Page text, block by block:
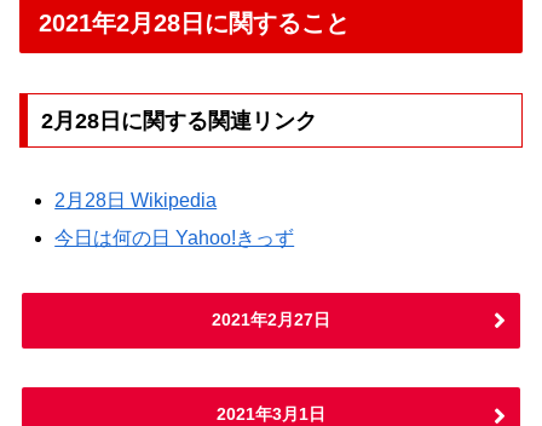
2021年2月28日に関すること
2月28日に関する関連リンク
2月28日 Wikipedia
今日は何の日 Yahoo!きっず
2021年2月27日
2021年3月1日